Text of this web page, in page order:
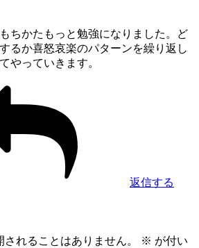
ちかたもっと勉強になりました。ど
るか喜怒哀楽のパターンを繰り返し
やっていきます。
返信する
れることはありません。 ※ が付い